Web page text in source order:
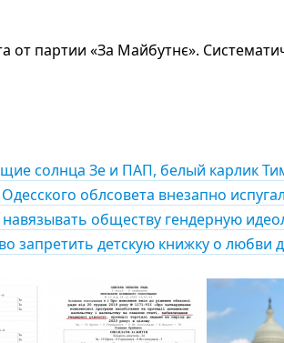
от партии «За Майбутнє».
солнца Зе и ПАП, белый карлик
облсовета внезапно
навязывать обществу гендерную
запретить детскую книжку о любви